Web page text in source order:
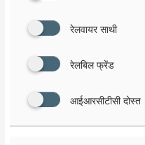
रेलवायर साथी
रेलबिल फ्रेंड
आईआरसीटीसी दोस्त